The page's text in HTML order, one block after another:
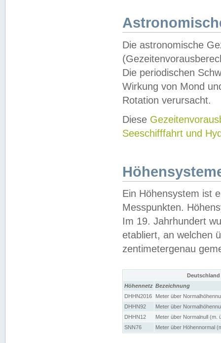
Die astronomische
Die periodischen
Wirkung von Mond
Rotation verursacht.
Diese
Seeschifffahrt und
Ein Höhensystem ist
Messpunkten.
Im 19. Jahrhundert
etabliert, an welchen
zentimetergenau
Höhennetz Bezeichnung
DHHN2016
Meter über
DHHN92
Meter über
DHHN12
Meter über Normalnull (m.
SNN76
Meter über Höhennormal